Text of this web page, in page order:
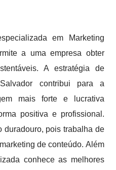
em Marketing
a uma empresa obter
A estratégia de
contribui para a
mais forte e lucrativa
positiva e profissional.
duradouro, pois trabalha de
de conteúdo. Além
conhece as melhores